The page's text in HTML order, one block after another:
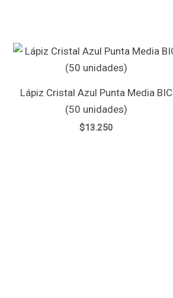
Lápiz Cristal Azul Punta Media BIC
(50 unidades)
$13.250